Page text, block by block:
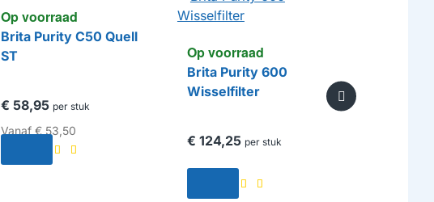
Op voorraad
Brita Purity C50 Quell
ST
€ 58,95 per stuk
Vanaf€ 53,50
Op voorraad
Brita Purity 600
Wisselfilter
€ 124,25 per stuk